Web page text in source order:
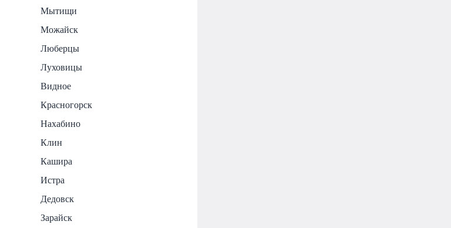
Мытищи
Можайск
Люберцы
Луховицы
Видное
Красногорск
Нахабино
Клин
Кашира
Истра
Дедовск
Зарайск